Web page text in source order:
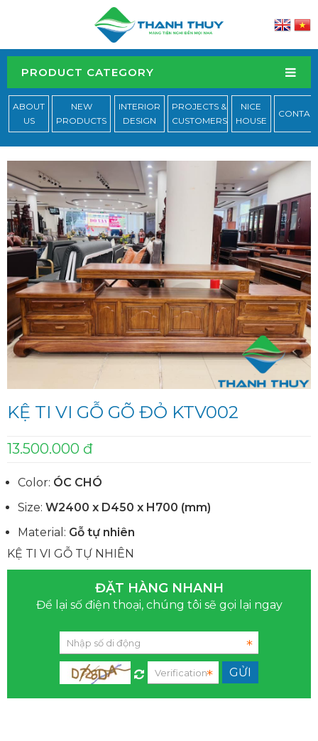
PRODUCT CATEGORY
ABOUT
US
NEW
PRODUCTS
INTERIOR
DESIGN
PROJECTS &
CUSTOMERS
NICE
HOUSE
KỆ TI VI GỖ GÕ ĐỎ KTV002
13.500.000 đ
Color: ÓC CHÓ
Size: W2400 x D450 x H700 (mm)
Material: Gỗ tự nhiên
KỆ TI VI GỖ TỰ NHIÊN
ĐẶT HÀNG NHANH
Để lại số điện thoại, chúng tôi sẽ gọi lại ngay